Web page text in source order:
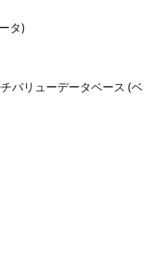
タ)
バリューデータベース (ベ